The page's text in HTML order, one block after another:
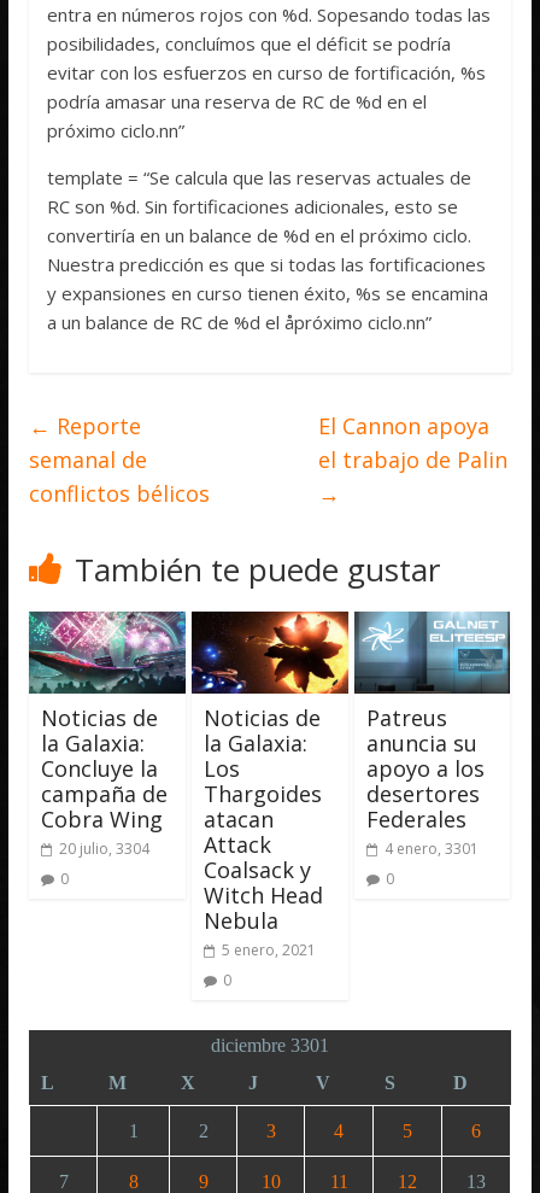
entra en números rojos con %d. Sopesando todas las
posibilidades, concluímos que el déficit se podría
evitar con los esfuerzos en curso de fortificación, %s
podría amasar una reserva de RC de %d en el
próximo ciclo.nn”
template = “Se calcula que las reservas actuales de
RC son %d. Sin fortificaciones adicionales, esto se
convertiría en un balance de %d en el próximo ciclo.
Nuestra predicción es que si todas las fortificaciones
y expansiones en curso tienen éxito, %s se encamina
a un balance de RC de %d el åpróximo ciclo.nn”
← Reporte
semanal de
conflictos bélicos
El Cannon apoya
el trabajo de Palin
→
También te puede gustar
Noticias de
la Galaxia:
Concluye la
campaña de
Cobra Wing
20 julio, 3304
0
Noticias de
la Galaxia:
Los
Thargoides
atacan
Attack
Coalsack y
Witch Head
Nebula
5 enero, 2021
0
Patreus
anuncia su
apoyo a los
desertores
Federales
4 enero, 3301
0
diciembre 3301
L
M X J V S D
1 2 3 4 5 6
7 8 9 10 11 12 13